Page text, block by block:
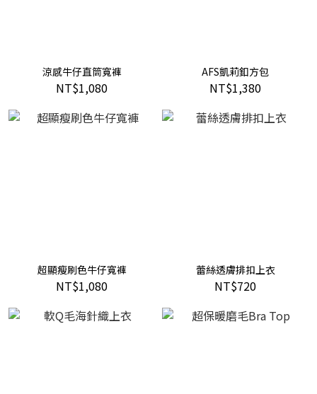
涼感牛仔直筒寬褲
NT$1,080
AFS凱莉釦方包
NT$1,380
超顯瘦刷色牛仔寬褲
NT$1,080
蕾絲透膚排扣上衣
NT$720